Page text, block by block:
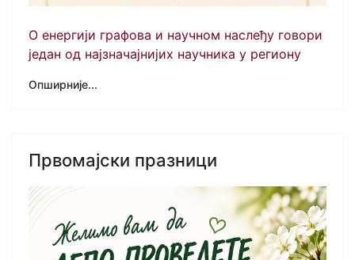
О енергији графова и научном наслеђу говори
један од најзначајнијих научника у региону
Опширније...
Првомајски празници